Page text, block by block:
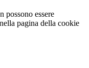
possono essere
pagina della cookie